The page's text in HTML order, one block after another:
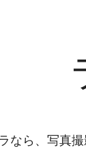
なら、写真